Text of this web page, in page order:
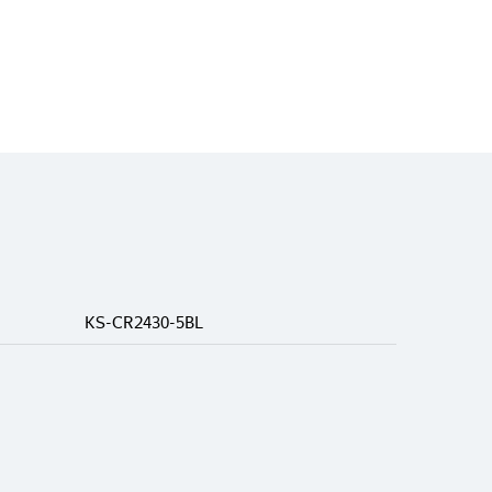
KS-CR2430-5BL